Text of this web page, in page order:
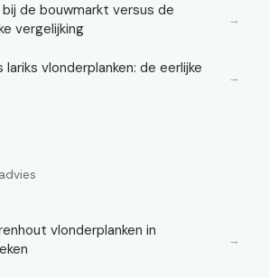
de bouwmarkt versus de
vergelijking
→
vlonderplanken: de eerlijke
→
vlonderplanken in
→